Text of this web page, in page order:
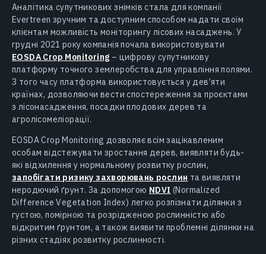
Аналітика супутникових знімків стала для компанії
Evertreen зручним та доступним способом надати своїм
клієнтам можливість моніторингу лісових насаджень. У
грудні 2021 року компанія почала використовувати
EOSDA Crop Monitoring – цифрову супутникову
платформу точного землеробства для управління полями.
З того часу платформа використовується у дев’яти
країнах, дозволяючи вести спостереження за проєктами
з лісонасадження, посадки плодових дерев та
агролісомеліорації.
EOSDA Crop Monitoring дозволяє всім зацікавленим
особам відстежувати зростання дерев, виявляти будь-
які відхилення у нормальному розвитку рослин,
запобігати ризику захворювань рослин та виявляти
неродючий ґрунт. За допомогою NDVI (Normalized
Difference Vegetation Index) легко розпізнати ділянки з
густою, помірною та розрідженою рослинністю або
відкритим ґрунтом, а також виявити проблемні ділянки на
різних стадіях розвитку рослинності.